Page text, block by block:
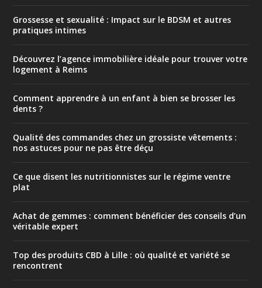
Grossesse et sexualité : Impact sur le BDSM et autres
pratiques intimes
Découvrez l’agence immobilière idéale pour trouver votre
logement à Reims
Comment apprendre à un enfant à bien se brosser les
dents ?
Qualité des commandes chez un grossiste vêtements :
nos astuces pour ne pas être déçu
Ce que disent les nutritionnistes sur le régime ventre
plat
Achat de gemmes : comment bénéficier des conseils d’un
véritable expert
Top des produits CBD à Lille : où qualité et variété se
rencontrent